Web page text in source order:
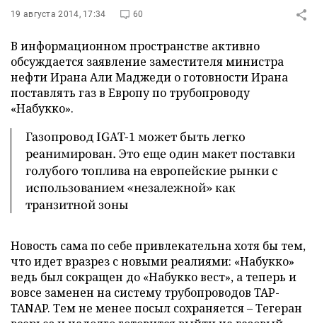
19 августа 2014, 17:34 60
В информационном пространстве активно
обсуждается заявление заместителя министра
нефти Ирана Али Маджеди о готовности Ирана
поставлять газ в Европу по трубопроводу
«Набукко».
Газопровод IGAT-1 может быть легко
реанимирован. Это еще один макет поставки
голубого топлива на европейские рынки с
использованием «незалежной» как
транзитной зоны
Новость сама по себе привлекательна хотя бы тем,
что идет вразрез с новыми реалиями: «Набукко»
ведь был сокращен до «Набукко вест», а теперь и
вовсе заменен на систему трубопроводов TAP-
TANAP. Тем не менее посыл сохраняется – Тегеран